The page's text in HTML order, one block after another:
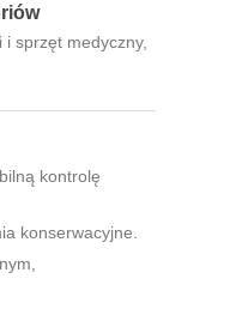
sprzęt medyczny,
kontrolę
konserwacyjne.